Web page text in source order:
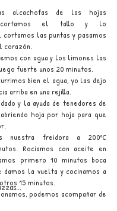
alcachofas de las hojas
el tallo y lo
cortamos las puntas y pasamos
corazón.
con agua y los limones las
fuerte unos 20 minutos.
bien el agua, yo las dejo
arriba en una rejilla.
y la ayuda de tenedores de
hoja por hoja para que
nuestra freidora a 200ºC
Rociamos con aceite en
primero 10 minutos boca
damos la vuelta y cocinamos a
15 minutos.
podemos acompañar de